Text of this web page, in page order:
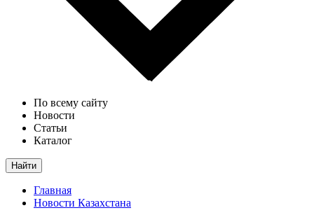
По всему сайту
Новости
Статьи
Каталог
Найти
Главная
Новости Казахстана